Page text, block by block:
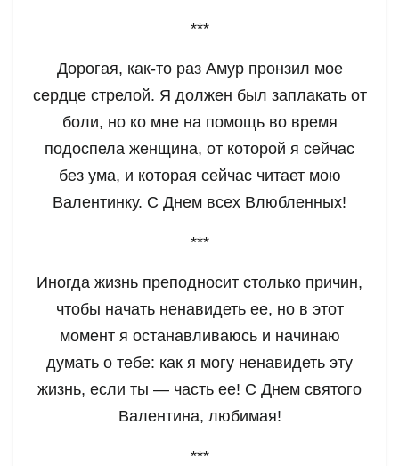
***
Дорогая, как-то раз Амур пронзил мое
сердце стрелой. Я должен был заплакать от
боли, но ко мне на помощь во время
подоспела женщина, от которой я сейчас
без ума, и которая сейчас читает мою
Валентинку. С Днем всех Влюбленных!
***
Иногда жизнь преподносит столько причин,
чтобы начать ненавидеть ее, но в этот
момент я останавливаюсь и начинаю
думать о тебе: как я могу ненавидеть эту
жизнь, если ты — часть ее! С Днем святого
Валентина, любимая!
***